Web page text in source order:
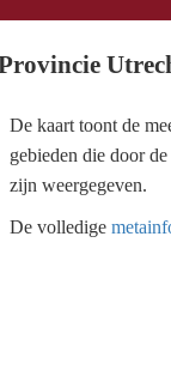
De kaart toont de
gebieden die door
zijn weergegeven.
De volledige